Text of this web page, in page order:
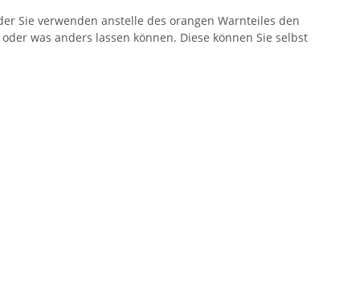
Sie verwenden anstelle des orangen Warnteiles den
was anders lassen können. Diese können Sie selbst